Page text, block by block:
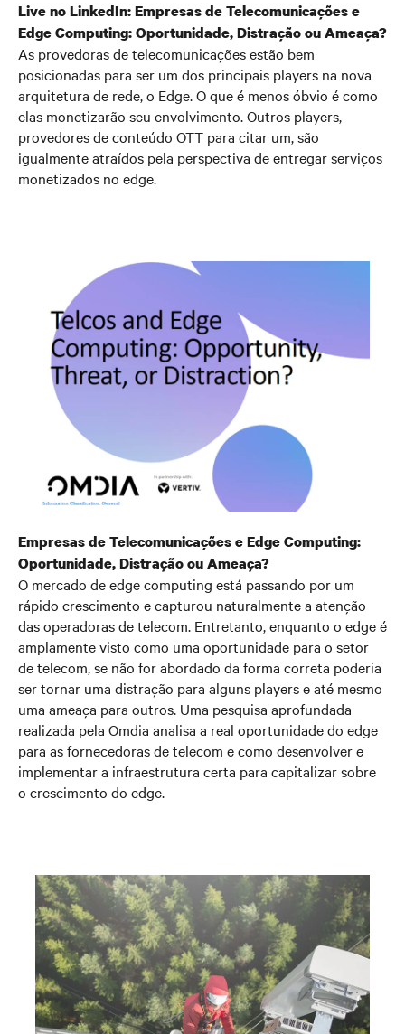
Live no LinkedIn: Empresas de Telecomunicações e
Edge Computing: Oportunidade, Distração ou Ameaça?
As provedoras de telecomunicações estão bem
posicionadas para ser um dos principais players na nova
arquitetura de rede, o Edge. O que é menos óbvio é como
elas monetizarão seu envolvimento. Outros players,
provedores de conteúdo OTT para citar um, são
igualmente atraídos pela perspectiva de entregar serviços
monetizados no edge.
Empresas de Telecomunicações e Edge Computing:
Oportunidade, Distração ou Ameaça?
O mercado de edge computing está passando por um
rápido crescimento e capturou naturalmente a atenção
das operadoras de telecom. Entretanto, enquanto o edge é
amplamente visto como uma oportunidade para o setor
de telecom, se não for abordado da forma correta poderia
ser tornar uma distração para alguns players e até mesmo
uma ameaça para outros. Uma pesquisa aprofundada
realizada pela Omdia analisa a real oportunidade do edge
para as fornecedoras de telecom e como desenvolver e
implementar a infraestrutura certa para capitalizar sobre
o crescimento do edge.